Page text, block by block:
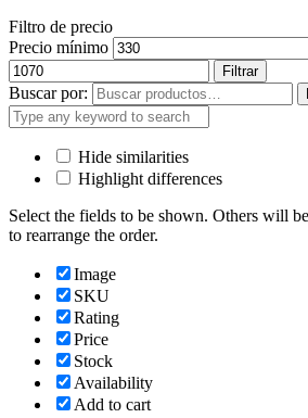
Filtro de precio
Precio mínimo
Filtrar
Buscar por:
Hide similarities
Highlight differences
Select the fields to be shown. Others will
to rearrange the order.
Image
SKU
Rating
Price
Stock
Availability
Add to cart